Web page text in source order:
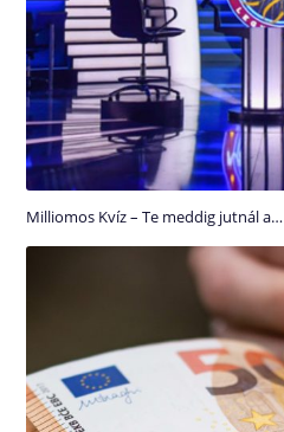
Milliomos Kvíz – Te meddig jutnál a…